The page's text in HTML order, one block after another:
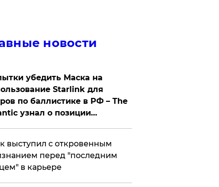
новости
убедить Маска на
Starlink для
по баллистике в РФ – The
узнал о позиции
выступил с откровенным
перед "последним
в карьере